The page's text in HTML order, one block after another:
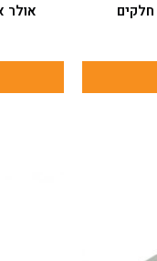
אולר